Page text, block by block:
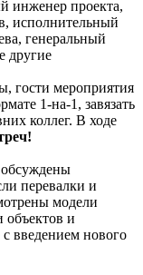
инженер проекта,
исполнительный
генеральный
другие
гости мероприятия
1-на-1, завязать
коллег. В ходе
перевалки и
модели
объектов и
введением нового